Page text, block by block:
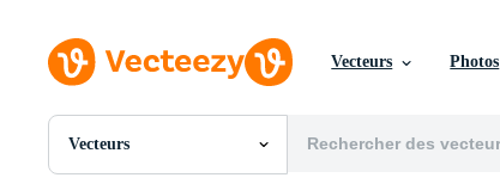
Vecteurs Photos
Vecteurs
Toutes Images